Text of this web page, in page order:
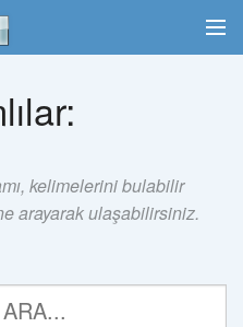
kelimelerini bulabilir
arayarak ulaşabilirsiniz.